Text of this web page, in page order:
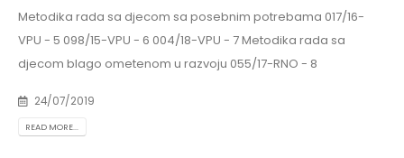
Metodika rada sa djecom sa posebnim potrebama 017/16-
VPU - 5 098/15-VPU - 6 004/18-VPU - 7 Metodika rada sa
djecom blago ometenom u razvoju 055/17-RNO - 8
24/07/2019
READ MORE...